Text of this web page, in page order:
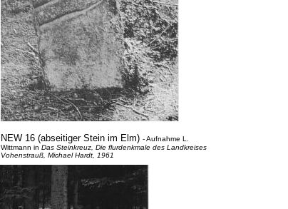
NEW 16 (abseitiger Stein im Elm) - Aufnahme L.
Wittmann in Das Steinkreuz, Die flurdenkmale des Landkreises
Vohenstrauß, Michael Hardt, 1961